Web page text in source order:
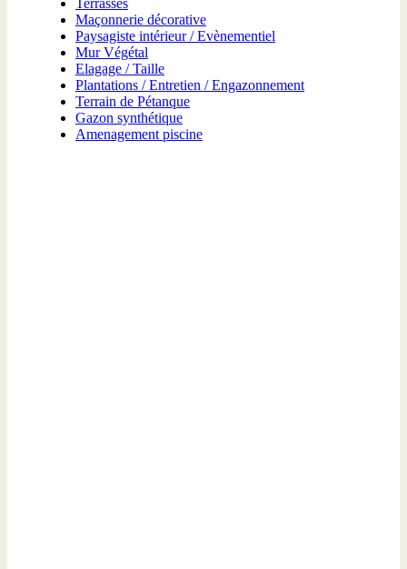
Terrasses
Maçonnerie décorative
Paysagiste intérieur / Evènementiel
Mur Végétal
Elagage / Taille
Plantations / Entretien / Engazonnement
Terrain de Pétanque
Gazon synthétique
Amenagement piscine